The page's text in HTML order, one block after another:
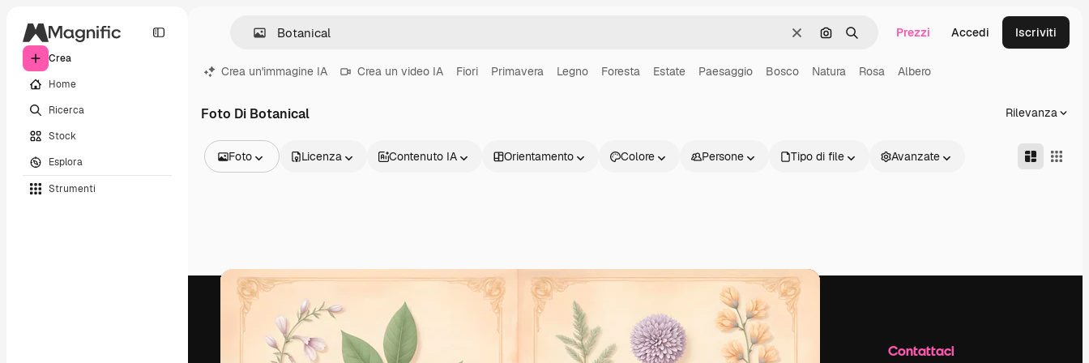
Crea
Home
Ricerca
Stock
Esplora
Strumenti
CancellaCerca per immagine
Ricerca Prezzi Accedi Iscriviti
Crea un'immagine IA Crea un video IA Fiori Primavera Legno Foresta Estate Paesaggio Bosco Natura Rosa Albero
Foto Di Botanical Rilevanza
Foto
Video
Clip video
Motion graphic
Modelli di video
Licenza Contenuto IA Orientamento Colore Persone Tipo di file Avanzate
Inizia Azienda Contattaci